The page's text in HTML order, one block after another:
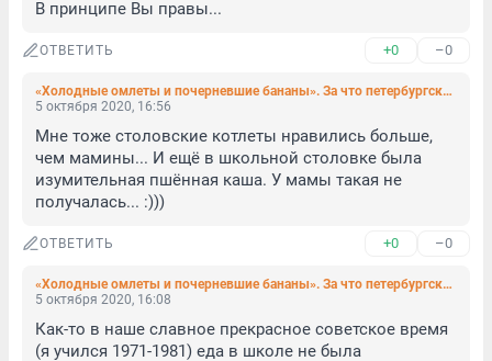
В принципе Вы правы...
ОТВЕТИТЬ +0 –0
«Холодные омлеты и почерневшие бананы». За что петербургские школьники и их родители так ругают бесплатные завтраки (фото)
5 октября 2020, 16:56
Мне тоже столовские котлеты нравились больше,
чем мамины... И ещё в школьной столовке была
изумительная пшённая каша. У мамы такая не
получалась... :)))
ОТВЕТИТЬ +0 –0
«Холодные омлеты и почерневшие бананы». За что петербургские школьники и их родители так ругают бесплатные завтраки (фото)
5 октября 2020, 16:08
Как-то в наше славное прекрасное советское время
(я учился 1971-1981) еда в школе не была